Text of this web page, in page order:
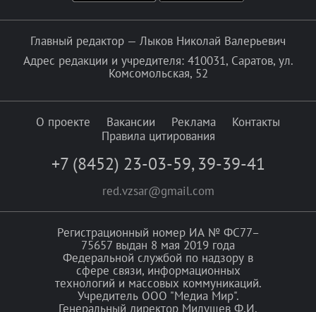
Главный редактор — Лыков Николай Валерьевич
Адрес редакции и учредителя: 410031, Саратов, ул.
Комсомольская, 52
О проекте Вакансии Реклама
Контакты
Правила цитирования
+7 (8452) 23-03-59, 39-39-41
red.vzsar@gmail.com
Регистрационный номер ИА № ФС77–
75657 выдан 8 мая 2019 года
Федеральной службой по надзору в
сфере связи, информационных
технологий и массовых коммуникаций.
Учредитель ООО "Медиа Мир".
Генеральный директор Милушев Ф.И.